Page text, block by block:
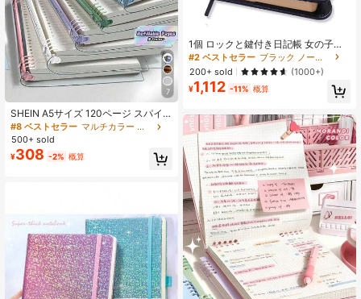
7
SHEIN A5サイズ 120ページ スパイ
ラルノート、透明ソフトカバー 穴あ
き抜き取り可能ページ、防水設計、
オフィス学校大学用品向けの音楽テ
ーマのギフト
#8 ベストセラー
マルチカラー ノートブック
500+ sold
¥308 -2% 概算
1個 ロックと鍵付き日記帳 女の子と
男の子へのギフトアイデア、360ペ
ージ ゴールドエッジ ジャーナル、B
6リフィル可能ノートブック ペンと
ブックマーク付き、学用品、新学期
#2 ベストセラー
ブラック ノートブック
200+ sold
(1000+)
¥1,112 -11% 概算